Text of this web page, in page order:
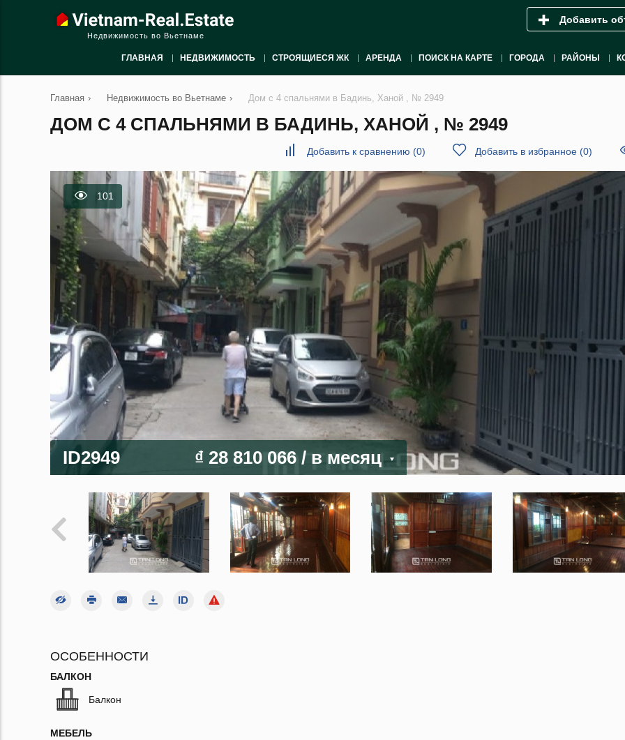
Недвижимость во Вьетнаме
Добавить
ГЛАВНАЯ НЕДВИЖИМОСТЬ СТРОЯЩИЕСЯ ЖК АРЕНДА ПОИСК НА КАРТЕ ГОРОДА РАЙОНЫ
Главная › Недвижимость во Вьетнаме › Дом с 4 спальнями в Бадинь, Ханой , № 2949
ДОМ С 4 СПАЛЬНЯМИ В БАДИНЬ, ХАНОЙ , № 2949
Добавить к сравнению (0) Добавить в избранное (0)
101
ID2949 ₫ 28 810 066 / в месяц
ОСОБЕННОСТИ
БАЛКОН
Балкон
МЕБЕЛЬ